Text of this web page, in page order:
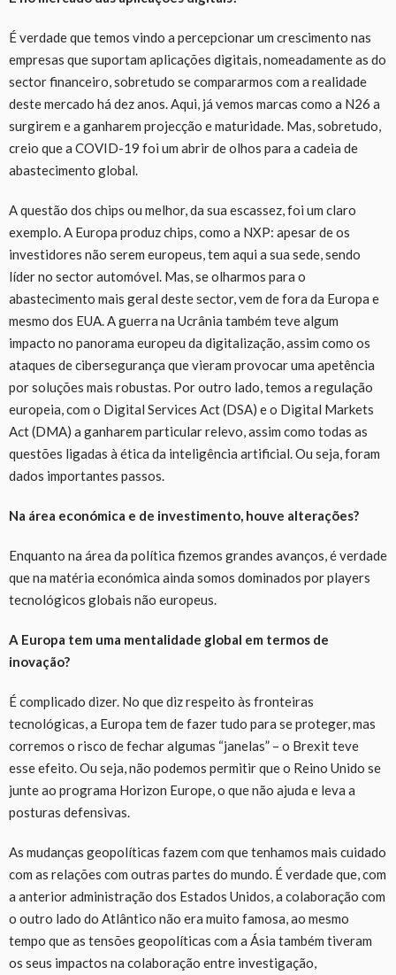
Éverdade que temos vindo a percepcionar um crescimento nas
empresas que suportam aplicações digitais, nomeadamente as do
sector financeiro, sobretudo se compararmos com a realidade
deste mercado há dezanos. Aqui, já vemos marcas como a N26 a
surgirem e a ganharem projecção e maturidade. Mas, sobretudo,
creio que a COVID-19 foi um abrir de olhos para a cadeia de
abastecimento global.
Aquestão dos chips ou melhor, da sua escassez, foi um claro
exemplo. A Europa produz chips, como a NXP: apesar de os
investidores não serem europeus, tem aqui a sua sede, sendo
líder no sector automóvel. Mas, se olharmos para o
abastecimento mais geral deste sector, vem de fora da Europa e
mesmo dos EUA. A guerra na Ucrânia também teve algum
impacto no panorama europeu da digitalização, assim como os
ataques de cibersegurança que vieram provocar uma apetência
por soluções mais robustas. Por outro lado, temos a regulação
europeia, com o Digital Services Act (DSA) e o Digital Markets
Act (DMA) a ganharem particular relevo, assim como todas as
questões ligadas à ética da inteligência artificial. Ou seja, foram
dados importantes passos.
Na área económica e de investimento, houve alterações?
Enquanto na área da política fizemos grandes avanços, é verdade
que na matéria económica ainda somos dominados por players
tecnológicos globais não europeus.
A Europa tem uma mentalidade global em termos de
inovação?
Écomplicado dizer. No que diz respeito às fronteiras
tecnológicas,a Europa tem de fazer tudo para se proteger, mas
corremos o risco de fechar algumas “janelas” – o Brexit teve
esse efeito. Ou seja, não podemos permitir que o Reino Unido se
junte ao programa Horizon Europe, o que não ajuda e leva a
posturas defensivas.
As mudanças geopolíticas fazem com que tenhamos mais cuidado
com as relações com outras partes do mundo. É verdade que, com
a anterior administração dos Estados Unidos, a colaboração com
o outro lado do Atlântico não era muito famosa, ao mesmo
tempo que as tensões geopolíticas com a Ásia também tiveram
os seus impactos na colaboração entre investigação,